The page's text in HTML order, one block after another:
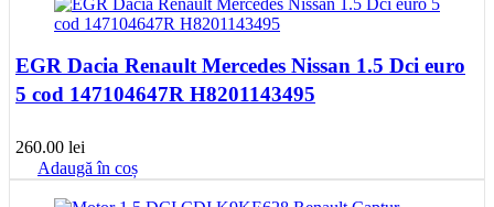
EGR Dacia Renault Mercedes Nissan 1.5 Dci euro
5 cod 147104647R H8201143495
260.00 lei
Adaugă în coș